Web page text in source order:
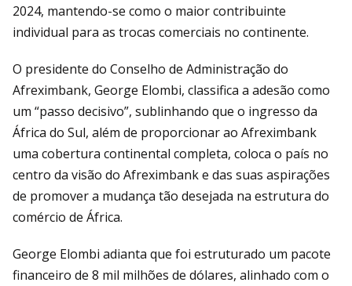
2024, mantendo-se como o maior contribuinte
individual para as trocas comerciais no continente.
O presidente do Conselho de Administração do
Afreximbank, George Elombi, classifica a adesão como
um “passo decisivo”, sublinhando que o ingresso da
África do Sul, além de proporcionar ao Afreximbank
uma cobertura continental completa, coloca o país no
centro da visão do Afreximbank e das suas aspirações
de promover a mudança tão desejada na estrutura do
comércio de África.
George Elombi adianta que foi estruturado um pacote
financeiro de 8 mil milhões de dólares, alinhado com o